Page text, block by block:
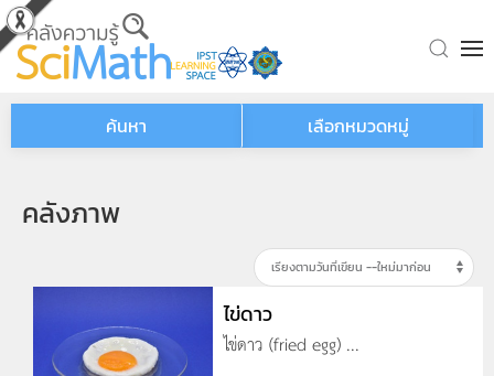
Skip to main content
ค้นหา เลือกหมวดหมู่
คลังภาพ
ไข่ดาว
ไข่ดาว (fried egg) ...